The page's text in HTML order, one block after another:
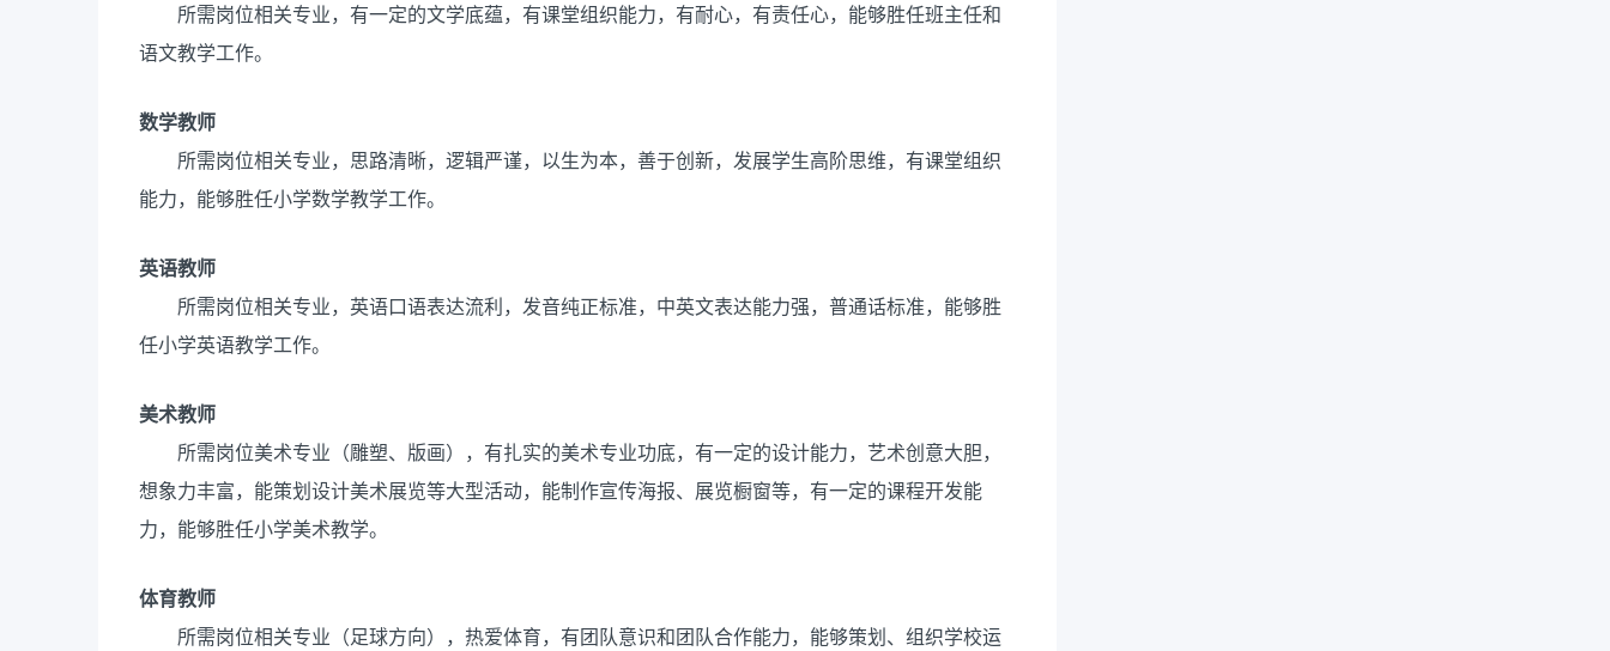
所需岗位相关专业，有一定的文学底蕴，有课堂组织能力，有耐心，有责任心，能够胜任班主任和
语文教学工作。
数学教师
所需岗位相关专业，思路清晰，逻辑严谨，以生为本，善于创新，发展学生高阶思维，有课堂组织
能力，能够胜任小学数学教学工作。
英语教师
所需岗位相关专业，英语口语表达流利，发音纯正标准，中英文表达能力强，普通话标准，能够胜
任小学英语教学工作。
美术教师
所需岗位美术专业（雕塑、版画），有扎实的美术专业功底，有一定的设计能力，艺术创意大胆，
想象力丰富，能策划设计美术展览等大型活动，能制作宣传海报、展览橱窗等，有一定的课程开发能
力，能够胜任小学美术教学。
体育教师
所需岗位相关专业（足球方向），热爱体育，有团队意识和团队合作能力，能够策划、组织学校运